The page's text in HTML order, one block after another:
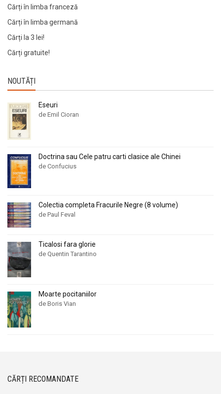
Cărți în limba franceză
Cărți în limba germană
Cărți la 3 lei!
Cărți gratuite!
NOUTĂȚI
Eseuri
de Emil Cioran
Doctrina sau Cele patru carti clasice ale Chinei
de Confucius
Colectia completa Fracurile Negre (8 volume)
de Paul Feval
Ticalosi fara glorie
de Quentin Tarantino
Moarte pocitaniilor
de Boris Vian
CĂRȚI RECOMANDATE